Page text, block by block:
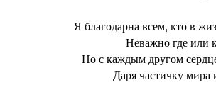
Я благодарна всем, кто в
Неважно где или
Но с каждым другом
Даря частичку мира